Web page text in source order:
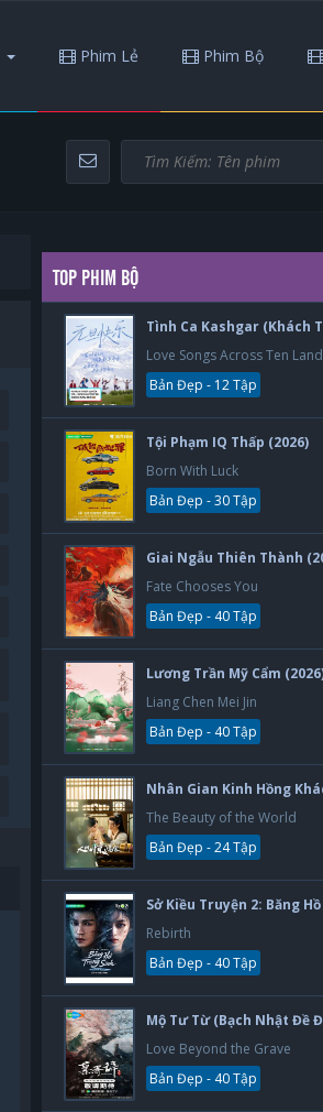
Phim Lẻ Phim Bộ
TOP PHIM BỘ
Tình Ca Kashgar (Khách
Love Songs Across Ten
Bản Đẹp - 12 Tập
Tội Phạm IQ Thấp (2026)
Born With Luck
Bản Đẹp - 30 Tập
Giai Ngẫu Thiên Thành
Fate Chooses You
Bản Đẹp - 40 Tập
Lương Trần Mỹ Cẩm
Liang Chen Mei Jin
Bản Đẹp - 40 Tập
Nhân Gian Kinh Hồng
The Beauty of the World
Bản Đẹp - 24 Tập
Sở Kiều Truyện 2: Băng Hồ
Rebirth
Bản Đẹp - 40 Tập
Mộ Tư Từ (Bạch Nhật Đề
Love Beyond the Grave
Bản Đẹp - 40 Tập